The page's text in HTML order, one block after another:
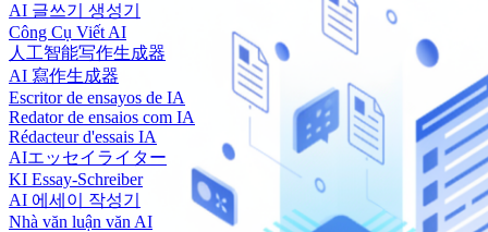
AI 글쓰기 생성기
Công Cụ Viết AI
人工智能写作生成器
AI 寫作生成器
Escritor de ensayos de IA
Redator de ensaios com IA
Rédacteur d'essais IA
AIエッセイライター
KI Essay-Schreiber
AI 에세이 작성기
Nhà văn luận văn AI